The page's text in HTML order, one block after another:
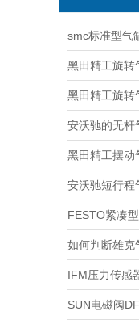
smc标准型气
黑田精工旋转
黑田精工旋转
安沃驰的无杆
黑田精工摆动
如何判断雄克
IFM压力传感
SUN电磁阀